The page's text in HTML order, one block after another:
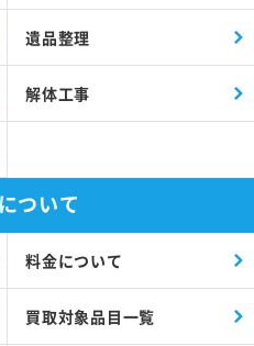
遺品整理
解体工事
ついて
料金について
買取対象品目一覧